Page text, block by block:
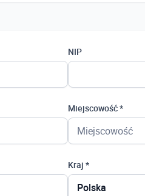
NIP
Miejscowość *
Kraj *
Polska